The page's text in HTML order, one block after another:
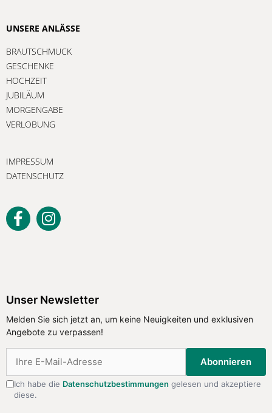
UNSERE ANLÄSSE
BRAUTSCHMUCK
GESCHENKE
HOCHZEIT
JUBILÄUM
MORGENGABE
VERLOBUNG
IMPRESSUM
DATENSCHUTZ
Unser Newsletter
Melden Sie sich jetzt an, um keine Neuigkeiten und exklusiven
Angebote zu verpassen!
Abonnieren
Ich habe die Datenschutzbestimmungen gelesen und akzeptiere
diese.
zu verpassen!
Abonnieren